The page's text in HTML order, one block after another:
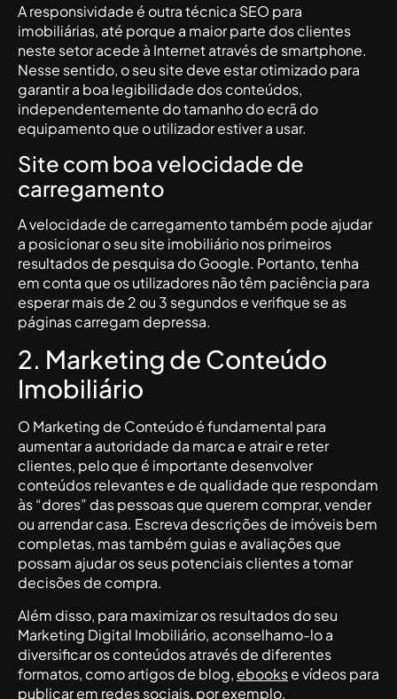
A responsividade é outra técnica SEO para
imobiliárias, até porque a maior parte dos clientes
neste setor acede à Internet através de smartphone.
Nesse sentido, o seu site deve estar otimizado para
garantir a boa legibilidade dos conteúdos,
independentemente do tamanho do ecrã do
equipamento que o utilizador estiver a usar.
Site com boa velocidade de
carregamento
A velocidade de carregamento também pode ajudar
a posicionar o seu site imobiliário nos primeiros
resultados de pesquisa do Google. Portanto, tenha
em conta que os utilizadores não têm paciência para
esperar mais de 2 ou 3 segundos e verifique se as
páginas carregam depressa.
2. Marketing de Conteúdo
Imobiliário
O Marketing de Conteúdo é fundamental para
aumentar a autoridade da marca e atrair e reter
clientes, pelo que é importante desenvolver
conteúdos relevantes e de qualidade que respondam
às “dores” das pessoas que querem comprar, vender
ou arrendar casa. Escreva descrições de imóveis bem
completas, mas também guias e avaliações que
possam ajudar os seus potenciais clientes a tomar
decisões de compra.
Além disso, para maximizar os resultados do seu
Marketing Digital Imobiliário, aconselhamo-lo a
diversificar os conteúdos através de diferentes
formatos, como artigos de blog, ebookse vídeos para
publicar em redes sociais, por exemplo.